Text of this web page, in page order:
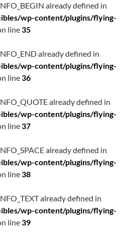
already defined in
wp-content/plugins/flying-
line35
already defined in
wp-content/plugins/flying-
line36
already defined in
wp-content/plugins/flying-
line37
already defined in
wp-content/plugins/flying-
line38
already defined in
wp-content/plugins/flying-
line39